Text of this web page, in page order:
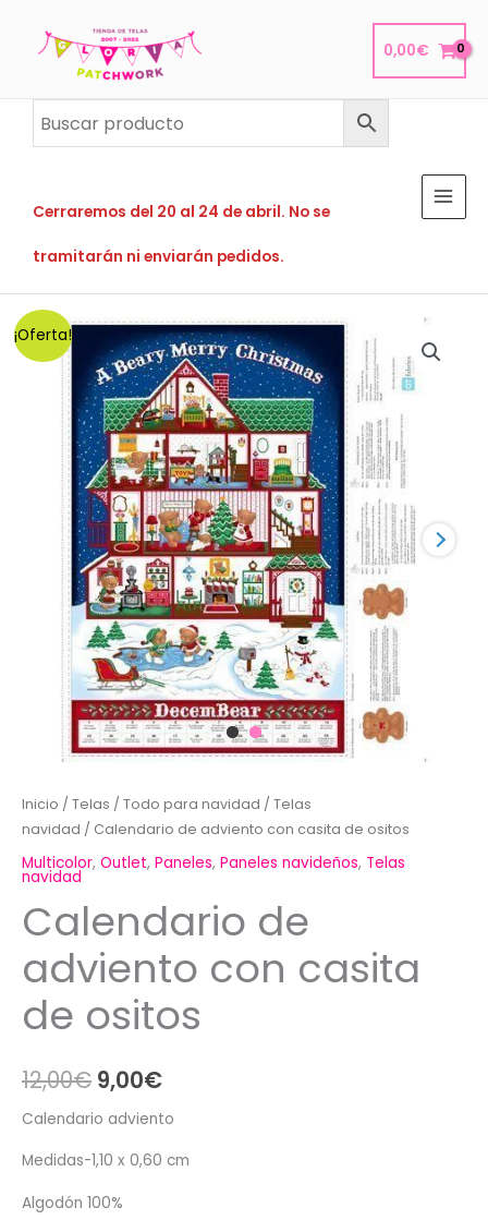
0,00€
Cerraremos del 20 al 24 de abril. No se
tramitarán ni enviarán pedidos.
¡Oferta!
Inicio / Telas / Todo para navidad / Telas
navidad / Calendario de adviento con casita de ositos
Multicolor, Outlet, Paneles, Paneles navideños, Telas
navidad
Calendario de
adviento con casita
de ositos
12,00€ El
precio
original
era:
9,00€El
precio
actual
Calendario adviento
Medidas-1,10 x 0,60 cm
Algodón 100%